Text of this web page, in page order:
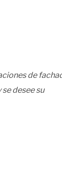
de
desee su